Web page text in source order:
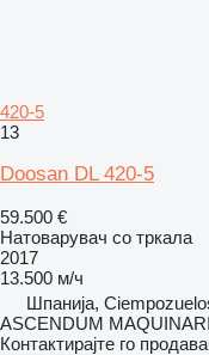
420-5
13
Doosan DL 420-5
59.500 €
Натоварувач со тркала
2017
13.500 м/ч
Шпанија,
ASCENDUM
Контактирајте го